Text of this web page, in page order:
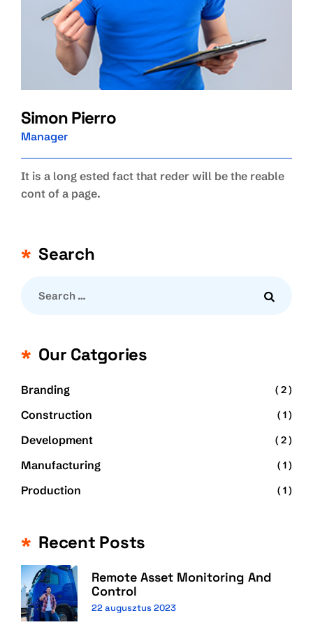
Simon Pierro
Manager
It is a long ested fact that reder will be the reable
cont of a page.
Search
Our Catgories
Branding ( 2 )
Construction ( 1 )
Development ( 2 )
Manufacturing ( 1 )
Production ( 1 )
Recent Posts
Remote Asset Monitoring And
Control
22 augusztus 2023